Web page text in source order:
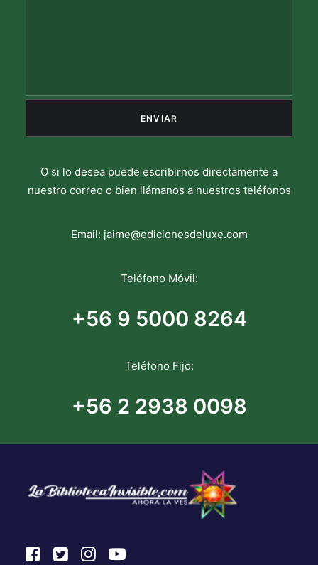
O si lo desea puede escribirnos directamente a
nuestro correo o bien llámanos a nuestros teléfonos
Email: jaime@edicionesdeluxe.com
Teléfono Móvil:
+56 9 5000 8264
Teléfono Fijo:
+56 2 2938 0098